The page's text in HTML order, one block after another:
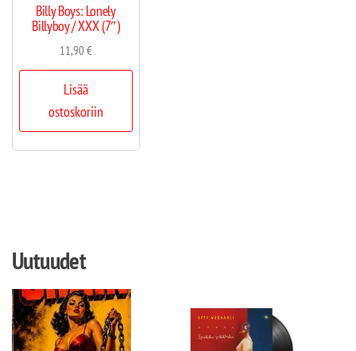
Billy Boys: Lonely
Billyboy / XXX (7″)
11,90€
Lisää
ostoskoriin
Uutuudet